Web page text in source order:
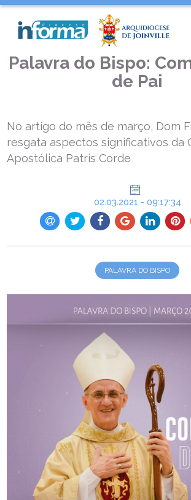
PALAVRA DO BISPO: COM CORAÇÃO DE PAI
Palavra do Bispo:
de Pai
No artigo do mês de março, Dom
resgata aspectos significativos da
Apostólica Patris Corde
02.03.2021 - 09:17:34
PALAVRA DO BISPO